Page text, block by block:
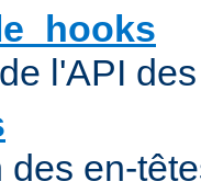
l'API
des en-